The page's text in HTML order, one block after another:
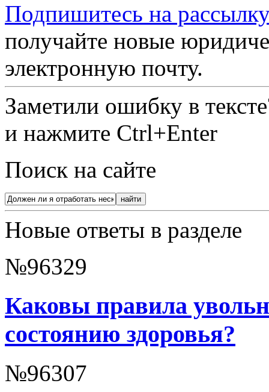
Подпишитесь на
получайте новые
электронную почту.
Заметили ошибку в
и нажмите Ctrl+Enter
Поиск на сайте
Новые ответы в разделе
№96329
Каковы правила
состоянию здоровья?
№96307